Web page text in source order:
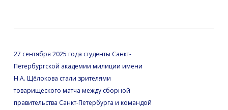
27 сентября 2025 года студенты Санкт-
Петербургской академии милиции имени
Н.А. Щёлокова стали зрителями
товарищеского матча между сборной
правительства Санкт-Петербурга и командой